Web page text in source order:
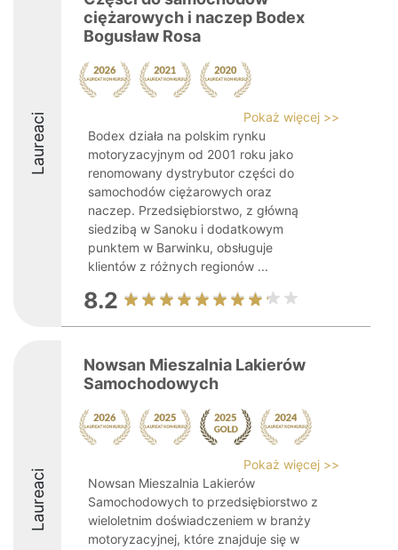
Laureaci
ciężarowych i naczep Bodex
Bogusław Rosa
Pokaż więcej >>
Bodex działa na polskim rynku
motoryzacyjnym od 2001 roku jako
renomowany dystrybutor części do
samochodów ciężarowych oraz
naczep. Przedsiębiorstwo, z główną
siedzibą w Sanoku i dodatkowym
punktem w Barwinku, obsługuje
klientów z różnych regionów ...
8.2
Laureaci
Nowsan Mieszalnia Lakierów
Samochodowych
Pokaż więcej >>
Nowsan Mieszalnia Lakierów
Samochodowych to przedsiębiorstwo z
wieloletnim doświadczeniem w branży
motoryzacyjnej, które znajduje się w